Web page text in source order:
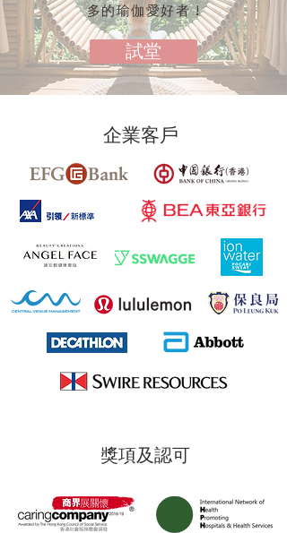
多的瑜伽愛好者 !
試堂
​企業客戶​
​獎項及認可